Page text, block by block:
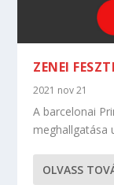
ZENEI
2021 nov 21
A barcelonai
meghallgatása
OLVASS